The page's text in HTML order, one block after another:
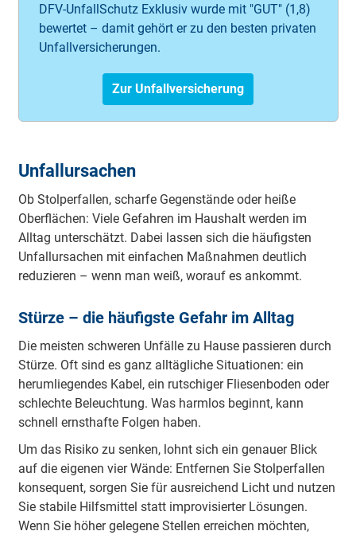
DFV-UnfallSchutz Exklusiv wurde mit "GUT" (1,8)
bewertet – damit gehört er zu den besten privaten
Unfallversicherungen.
Zur Unfallversicherung
Unfallursachen
Ob Stolperfallen, scharfe Gegenstände oder heiße
Oberflächen: Viele Gefahren im Haushalt werden im
Alltag unterschätzt. Dabei lassen sich die häufigsten
Unfallursachen mit einfachen Maßnahmen deutlich
reduzieren – wenn man weiß, worauf es ankommt.
Stürze – die häufigste Gefahr im Alltag
Die meisten schweren Unfälle zu Hause passieren durch
Stürze. Oft sind es ganz alltägliche Situationen: ein
herumliegendes Kabel, ein rutschiger Fliesenboden oder
schlechte Beleuchtung. Was harmlos beginnt, kann
schnell ernsthafte Folgen haben.
Um das Risiko zu senken, lohnt sich ein genauer Blick
auf die eigenen vier Wände: Entfernen Sie Stolperfallen
konsequent, sorgen Sie für ausreichend Licht und nutzen
Sie stabile Hilfsmittel statt improvisierter Lösungen.
Wenn Sie höher gelegene Stellen erreichen möchten,